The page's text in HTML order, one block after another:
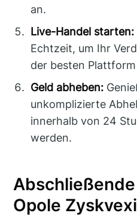
an.
Live-Handel starten:
Echtzeit, um Ihr
der besten
Geld abheben:
unkomplizierte
innerhalb von 24
werden.
Opole